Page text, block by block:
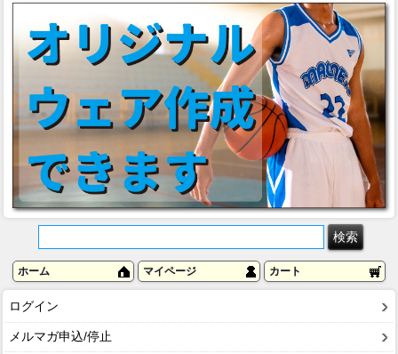
ホーム マイページ カート
ログイン
メルマガ申込/停止